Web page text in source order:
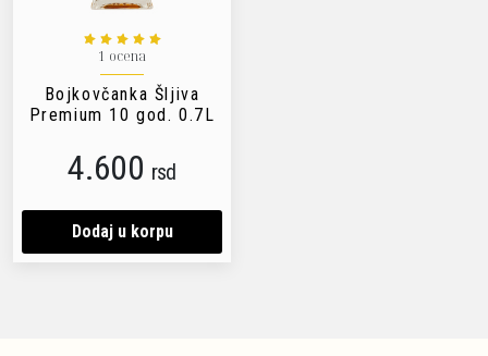
1 ocena
Bojkovčanka Šljiva
Premium 10 god. 0.7L
4.600 rsd
Dodaj u korpu